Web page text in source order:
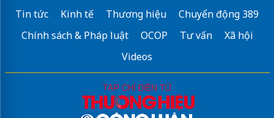
Tin tức Kinh tế Thương hiệu
Chuyển động 389
Chính sách & Pháp luật
OCOP Tư vấn
Xã hội
Videos